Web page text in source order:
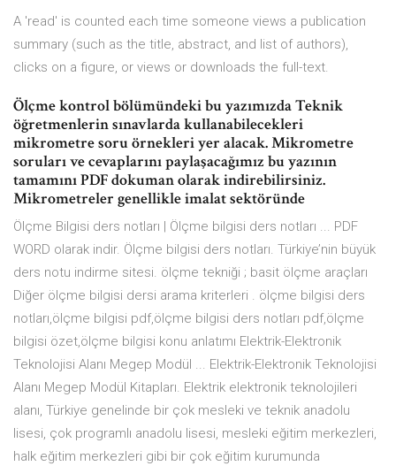
A 'read' is counted each time someone views a publication
summary (such as the title, abstract, and list of authors),
clicks on a figure, or views or downloads the full-text.
Ölçme kontrol bölümündeki bu yazımızda Teknik
öğretmenlerin sınavlarda kullanabilecekleri
mikrometre soru örnekleri yer alacak. Mikrometre
soruları ve cevaplarını paylaşacağımız bu yazının
tamamını PDF dokuman olarak indirebilirsiniz.
Mikrometreler genellikle imalat sektöründe
Ölçme Bilgisi ders notları | Ölçme bilgisi ders notları ... PDF
WORD olarak indir. Ölçme bilgisi ders notları. Türkiye’nin büyük
ders notu indirme sitesi. ölçme tekniği ; basit ölçme araçları
Diğer ölçme bilgisi dersi arama kriterleri . ölçme bilgisi ders
notları,ölçme bilgisi pdf,ölçme bilgisi ders notları pdf,ölçme
bilgisi özet,ölçme bilgisi konu anlatımı Elektrik-Elektronik
Teknolojisi Alanı Megep Modül ... Elektrik-Elektronik Teknolojisi
Alanı Megep Modül Kitapları. Elektrik elektronik teknolojileri
alanı, Türkiye genelinde bir çok mesleki ve teknik anadolu
lisesi, çok programlı anadolu lisesi, mesleki eğitim merkezleri,
halk eğitim merkezleri gibi bir çok eğitim kurumunda